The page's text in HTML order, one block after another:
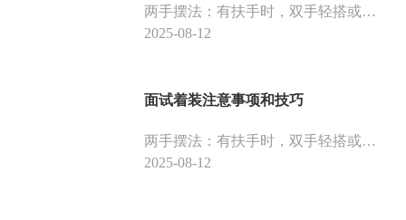
两手摆法：有扶手时，双手轻搭或一搭一放；无扶手时，双手相交或轻握放于腹部，左手放左腿上，右手搭左手背，两手呈八字形放于腿上。
2025-08-12
面试着装注意事项和技巧
两手摆法：有扶手时，双手轻搭或一搭一放；无扶手时，双手相交或轻握放于腹部，左手放左腿上，右手搭左手背，两手呈八字形放于腿上。
2025-08-12